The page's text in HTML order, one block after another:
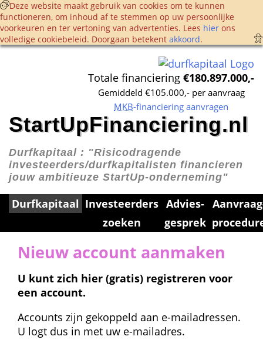
Deze website maakt gebruik van cookies om te kunnen
functioneren, om inhoud af te stemmen op uw persoonlijke
voorkeuren en ter vertoning van advertenties. Lees hier ons
volledige cookie­beleid. Doorgaan betekent akkoord.
Totale financiering €180.897.000,-
Gemiddeld €105.000,- per aanvraag
MKB-financiering aanvragen
StartUpFinanciering.nl
Durfkapitaal : "Risicodragende
investeerders/durfkapitalisten financieren
jouw ambitieuze StartUp-onderneming"
Durfkapitaal Investeerders
zoeken
Advies­
gesprek
Nieuw account aanmaken
U kunt zich hier (gratis) registreren voor
een account.
Accounts zijn gekoppeld aan e-mailadressen.
U logt dus in met uw e-mailadres.